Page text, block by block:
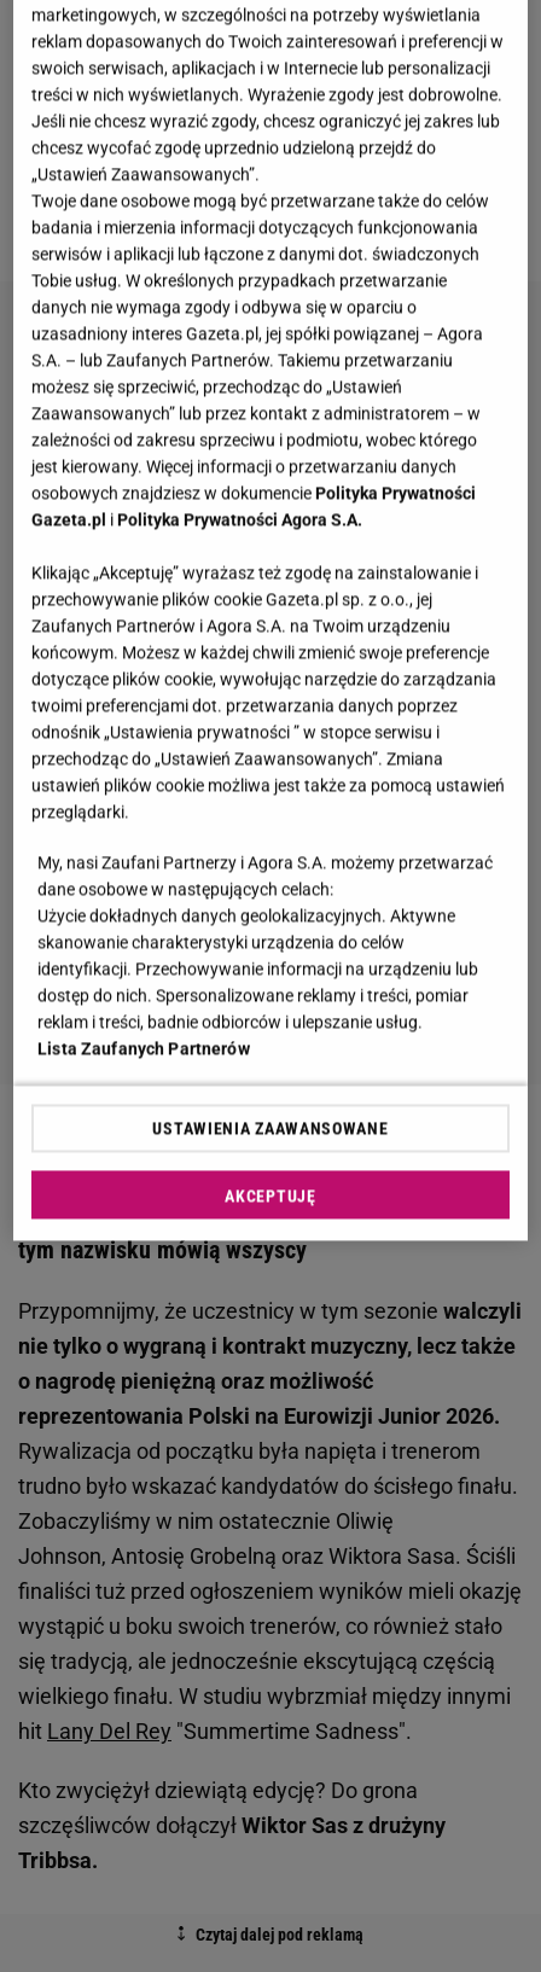
dostać do ścisłego finału. -Mnie do tej pory trzęsą
się ręce, bo tak bardzo to wszystko przeżywam
dzisiaj z wami. Przepraszam, ale ja się tak z nimi
wszystkimi związałam - komentowała wokalistka
Nie zabrakło nieoczekiwanych wyznań i oczywiście
występów na najwyższym poziomie. Wiemy już, kto
był numerem jeden w tym sezonie.
Zobacz wideoTak dawniej zarabiały Blanka i Cleo
"The Voice Kids" i wielki finał dziewiątej edycji. O
tym nazwisku mówią wszyscy
Przypomnijmy, że uczestnicy w tym sezonie walczyli
nie tylko o wygraną i kontrakt muzyczny, lecz także
o nagrodę pieniężną oraz możliwość
reprezentowania Polski na Eurowizji Junior 2026.
Rywalizacja od początku była napięta i trenerom
trudno było wskazać kandydatów do ścisłego finału.
Zobaczyliśmy w nim ostatecznie Oliwię
Johnson, Antosię Grobelną oraz Wiktora Sasa. Ściśli
finaliści tuż przed ogłoszeniem wyników mieli okazję
wystąpić u boku swoich trenerów, co również stało
się tradycją, ale jednocześnie ekscytującą częścią
wielkiego finału. W studiu wybrzmiał między innymi
hit Lany Del Rey "Summertime Sadness".
Kto zwyciężył dziewiątą edycję? Do grona
szczęśliwców dołączyłWiktor Sas z drużyny
Tribbsa.
marketingowych, w szczególności na potrzeby wyświetlania
reklam dopasowanych do Twoich zainteresowań i preferencji w
swoich serwisach, aplikacjach i w Internecie lub personalizacji
treści w nich wyświetlanych. Wyrażenie zgody jest dobrowolne.
Jeśli nie chcesz wyrazić zgody, chcesz ograniczyć jej zakres lub
chcesz wycofać zgodę uprzednio udzieloną przejdź do
„Ustawień Zaawansowanych”.
Twoje dane osobowe mogą być przetwarzane także do celów
badania i mierzenia informacji dotyczących funkcjonowania
serwisów i aplikacji lub łączone z danymi dot. świadczonych
Tobie usług. W określonych przypadkach przetwarzanie
danych nie wymaga zgody i odbywa się w oparciu o
uzasadniony interes Gazeta.pl, jej spółki powiązanej – Agora
S.A. – lub Zaufanych Partnerów. Takiemu przetwarzaniu
możesz się sprzeciwić, przechodząc do „Ustawień
Zaawansowanych” lub przez kontakt z administratorem – w
zależności od zakresu sprzeciwu i podmiotu, wobec którego
jest kierowany. Więcej informacji o przetwarzaniu danych
osobowych znajdziesz w dokumencie Polityka Prywatności
Gazeta.pl i Polityka Prywatności Agora S.A.
Klikając „Akceptuję” wyrażasz też zgodę na zainstalowanie i
przechowywanie plików cookie Gazeta.pl sp. z o.o., jej
Zaufanych Partnerów i Agora S.A. na Twoim urządzeniu
końcowym. Możesz w każdej chwili zmienić swoje preferencje
dotyczące plików cookie, wywołując narzędzie do zarządzania
twoimi preferencjami dot. przetwarzania danych poprzez
odnośnik „Ustawienia prywatności ” w stopce serwisu i
przechodząc do „Ustawień Zaawansowanych”. Zmiana
ustawień plików cookie możliwa jest także za pomocą ustawień
przeglądarki.
My, nasi Zaufani Partnerzy i Agora S.A. możemy przetwarzać
dane osobowe w następujących celach:
Użycie dokładnych danych geolokalizacyjnych. Aktywne
skanowanie charakterystyki urządzenia do celów
identyfikacji. Przechowywanie informacji na urządzeniu lub
dostęp do nich. Spersonalizowane reklamy i treści, pomiar
reklam i treści, badnie odbiorców i ulepszanie usług.
Lista Zaufanych Partnerów
USTAWIENIA ZAAWANSOWANE
AKCEPTUJĘ